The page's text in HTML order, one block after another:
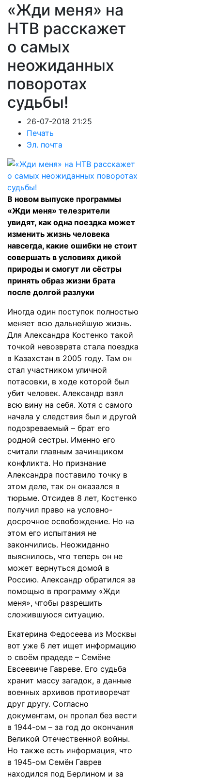
«Жди меня» на
НТВ расскажет
о самых
неожиданных
поворотах
судьбы!
26-07-2018 21:25
Печать
Эл. почта
В новом выпуске программы
«Жди меня» телезрители
увидят, как одна поездка может
изменить жизнь человека
навсегда, какие ошибки не стоит
совершать в условиях дикой
природы и смогут ли сёстры
принять образ жизни брата
после долгой разлуки
Иногда один поступок полностью
меняет всю дальнейшую жизнь.
Для Александра Костенко такой
точкой невозврата стала поездка
в Казахстан в 2005 году. Там он
стал участником уличной
потасовки, в ходе которой был
убит человек. Александр взял
всю вину на себя. Хотя с самого
начала у следствия был и другой
подозреваемый – брат его
родной сестры. Именно его
считали главным зачинщиком
конфликта. Но признание
Александра поставило точку в
этом деле, так он оказался в
тюрьме. Отсидев 8 лет, Костенко
получил право на условно-
досрочное освобождение. Но на
этом его испытания не
закончились. Неожиданно
выяснилось, что теперь он не
может вернуться домой в
Россию. Александр обратился за
помощью в программу «Жди
меня», чтобы разрешить
сложившуюся ситуацию.
Екатерина Федосеева из Москвы
вот уже 6 лет ищет информацию
о своём прадеде – Семёне
Евсеевиче Гавреве. Его судьба
хранит массу загадок, а данные
военных архивов противоречат
друг другу. Согласно
документам, он пропал без вести
в 1944-ом – за год до окончания
Великой Отечественной войны.
Но также есть информация, что
в 1945-ом Семён Гаврев
находился под Берлином и за